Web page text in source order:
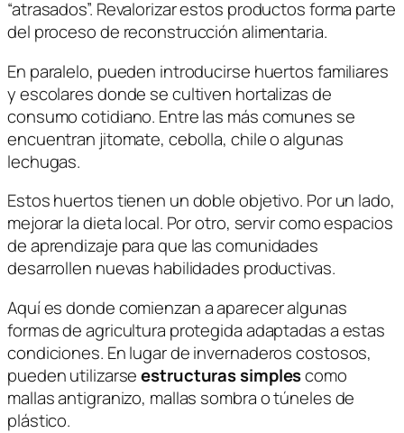
“atrasados”. Revalorizar estos productos forma parte
del proceso de reconstrucción alimentaria.
En paralelo, pueden introducirse huertos familiares
y escolares donde se cultiven hortalizas de
consumo cotidiano. Entre las más comunes se
encuentran jitomate, cebolla, chile o algunas
lechugas.
Estos huertos tienen un doble objetivo. Por un lado,
mejorar la dieta local. Por otro, servir como espacios
de aprendizaje para que las comunidades
desarrollen nuevas habilidades productivas.
Aquí es donde comienzan a aparecer algunas
formas de agricultura protegida adaptadas a estas
condiciones. En lugar de invernaderos costosos,
pueden utilizarseestructuras simplescomo
mallas antigranizo, mallas sombra o túneles de
plástico.